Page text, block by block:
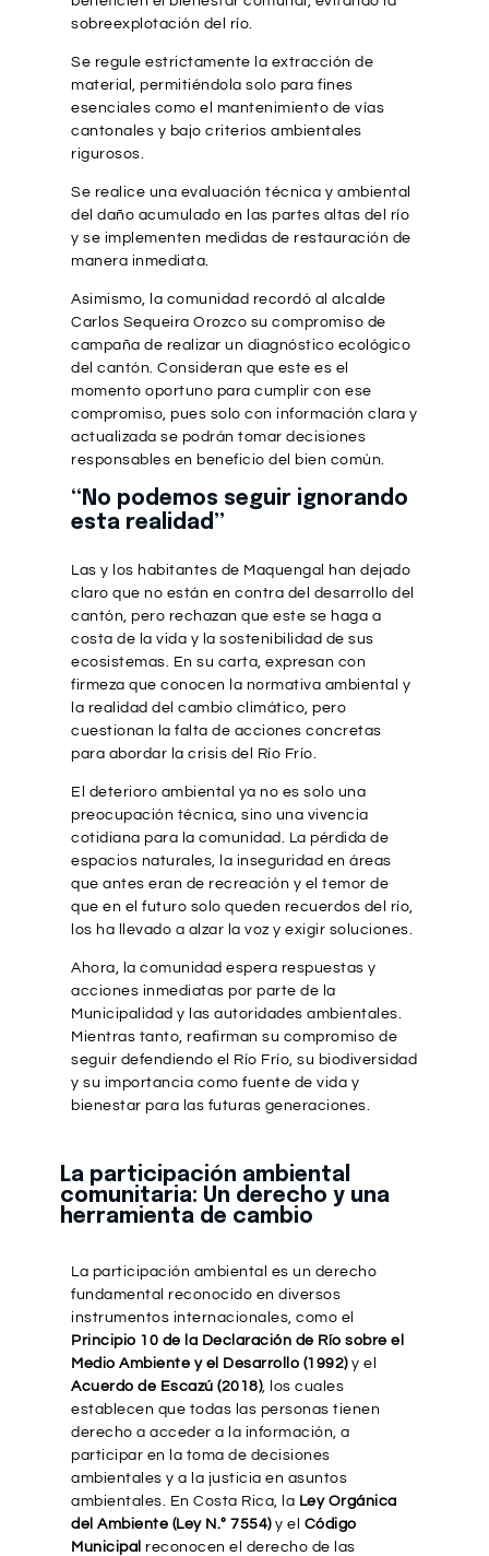
sobreexplotación del río.
Se regule estrictamente la extracción de
material, permitiéndola solo para fines
esenciales como el mantenimiento de vías
cantonales y bajo criterios ambientales
rigurosos.
Se realice una evaluación técnica y ambiental
del daño acumulado en las partes altas del río
y se implementen medidas de restauración de
manera inmediata.
Asimismo, la comunidad recordó al alcalde
Carlos Sequeira Orozco su compromiso de
campaña de realizar un diagnóstico ecológico
del cantón. Consideran que este es el
momento oportuno para cumplir con ese
compromiso, pues solo con información clara y
actualizada se podrán tomar decisiones
responsables en beneficio del bien común.
“No podemos seguir ignorando
esta realidad”
Las y los habitantes de Maquengal han dejado
claro que no están en contra del desarrollo del
cantón, pero rechazan que este se haga a
costa de la vida y la sostenibilidad de sus
ecosistemas. En su carta, expresan con
firmeza que conocen la normativa ambiental y
la realidad del cambio climático, pero
cuestionan la falta de acciones concretas
para abordar la crisis del Río Frío.
El deterioro ambiental ya no es solo una
preocupación técnica, sino una vivencia
cotidiana para la comunidad. La pérdida de
espacios naturales, la inseguridad en áreas
que antes eran de recreación y el temor de
que en el futuro solo queden recuerdos del río,
los ha llevado a alzar la voz y exigir soluciones.
Ahora, la comunidad espera respuestas y
acciones inmediatas por parte de la
Municipalidad y las autoridades ambientales.
Mientras tanto, reafirman su compromiso de
seguir defendiendo el Río Frío, su biodiversidad
y su importancia como fuente de vida y
bienestar para las futuras generaciones.
La participación ambiental
comunitaria: Un derecho y una
herramienta de cambio
La participación ambiental es un derecho
fundamental reconocido en diversos
instrumentos internacionales, como el
Principio 10 de la Declaración de Río sobre el
Medio Ambiente y el Desarrollo (1992)y el
Acuerdo de Escazú (2018), los cuales
establecen que todas las personas tienen
derecho a acceder a la información, a
participar en la toma de decisiones
ambientales y a la justicia en asuntos
ambientales. En Costa Rica, la Ley Orgánica
del Ambiente (Ley N.° 7554)y el Código
Municipal reconocen el derecho de las